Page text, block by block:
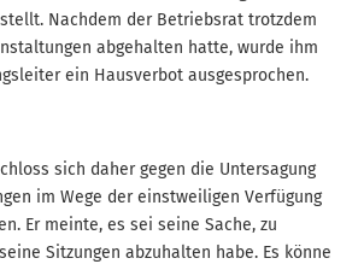
Nachdem der Betriebsrat trotzdem
abgehalten hatte, wurde ihm
ein Hausverbot ausgesprochen.
sich daher gegen die Untersagung
im Wege der einstweiligen Verfügung
Er meinte, es sei seine Sache, zu
Sitzungen abzuhalten habe. Es könne